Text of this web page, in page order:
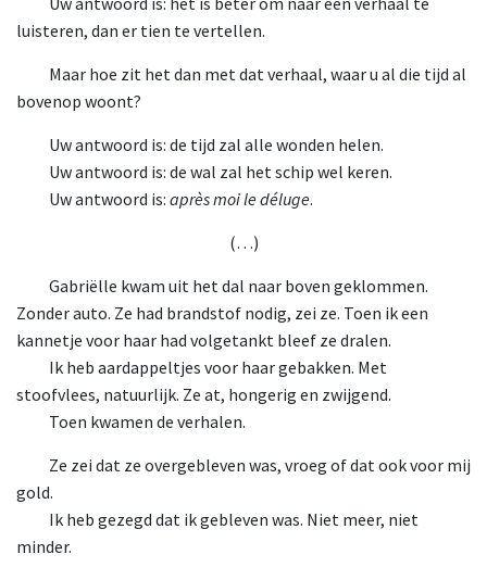
luisteren, dan er tien te vertellen.
Maar hoe zit het dan met dat verhaal, waar u al die tijd al
bovenop woont?
Uw antwoord is: de tijd zal alle wonden helen.
Uw antwoord is: de wal zal het schip wel keren.
Uw antwoord is: après moi le déluge.
(…)
Gabriëlle kwam uit het dal naar boven geklommen.
Zonder auto. Ze had brandstof nodig, zei ze. Toen ik een
kannetje voor haar had volgetankt bleef ze dralen.
Ik heb aardappeltjes voor haar gebakken. Met
stoofvlees, natuurlijk. Ze at, hongerig en zwijgend.
Toen kwamen de verhalen.
Ze zei dat ze overgebleven was, vroeg of dat ook voor mij
gold.
Ik heb gezegd dat ik gebleven was. Niet meer, niet
minder.